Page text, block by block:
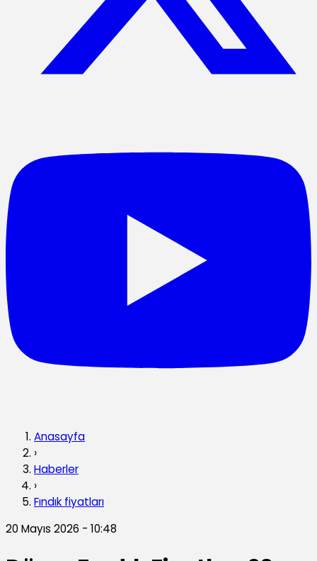
Anasayfa
›
Haberler
›
Fındık fiyatları
20 Mayıs 2026 - 10:48